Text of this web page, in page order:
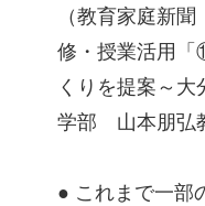
（教育家庭新
修・授業活用
くりを提案～
学部 山本朋弘
● これまで一部